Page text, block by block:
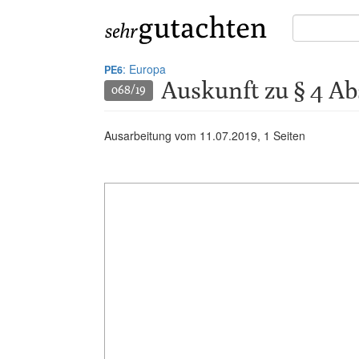
Suche
in
PE6: Europa
068/19 Auskunft zu § 4
Ausarbeitung vom 11.07.2019, 1 Seiten